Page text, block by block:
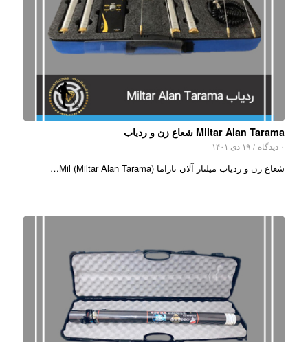
Miltar Alan Tarama شعاع زن و ردیاب
۰ دیدگاه / ۱۹ دی ۱۴۰۱
شعاع زن و ردیاب میلتار آلان تاراما (Miltar Alan Tarama) Mil…